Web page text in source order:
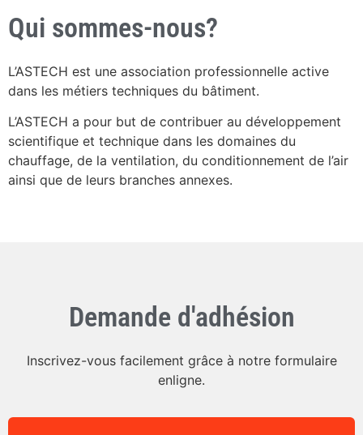
Qui sommes-nous?
L’ASTECH est une association professionnelle active
dans les métiers techniques du bâtiment.
L’ASTECH a pour but de contribuer au développement
scientifique et technique dans les domaines du
chauffage, de la ventilation, du conditionnement de l’air
ainsi que de leurs branches annexes.
Demande d'adhésion
Inscrivez-vous facilement grâce à notre formulaire
enligne.